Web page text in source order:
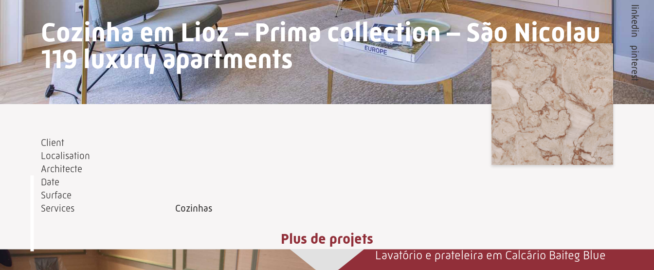
linkedin
pinterest
Cozinha em Lioz – Prima collection – São Nicolau
119 luxury apartments
Client
Localisation
Architecte
Date
Surface
Services
Cozinhas
Plus de projets
Lavatório e prateleira em Calcário Baiteg Blue